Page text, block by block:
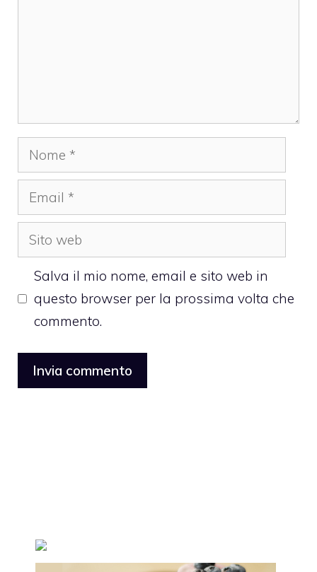
Nome
Email
Sito
web
Salva il mio nome, email e sito web in
questo browser per la prossima volta che
commento.